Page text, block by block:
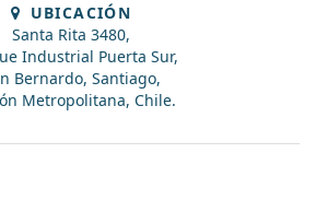
UBICACIÓN
Santa Rita 3480,
Industrial Puerta Sur,
Bernardo, Santiago,
Metropolitana, Chile.